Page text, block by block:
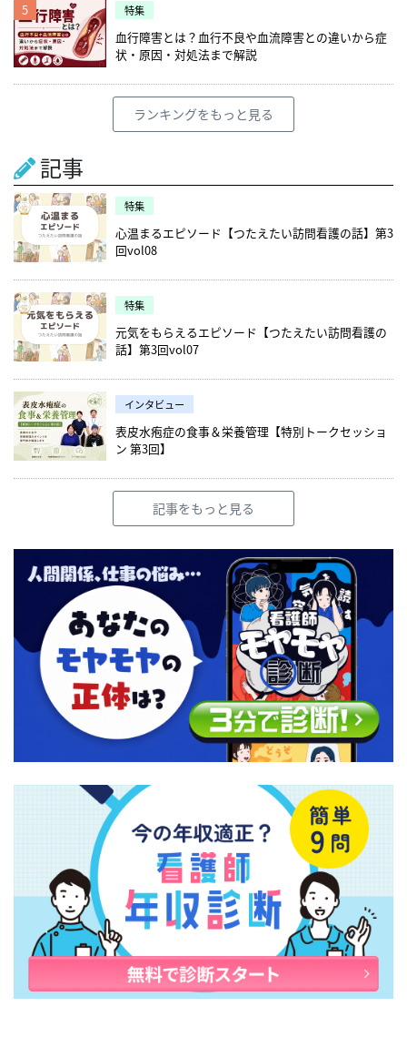
5 特集
血行障害とは？血行不良や血流障害との違いから症
状・原因・対処法まで解説
ランキングをもっと見る
記事
特集
心温まるエピソード【つたえたい訪問看護の話】第3
回vol08
特集
元気をもらえるエピソード【つたえたい訪問看護の
話】第3回vol07
インタビュー
表皮水疱症の食事＆栄養管理【特別トークセッショ
ン 第3回】
記事をもっと見る